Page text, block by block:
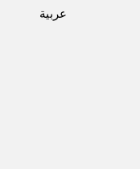
عربية